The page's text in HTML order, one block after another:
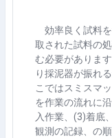
効率良く試料
取された試料の
む必要がありま
り採泥器が振れ
こではスミスマ
を作業の流れに
入作業、 (3)着底、
観測の記録、の